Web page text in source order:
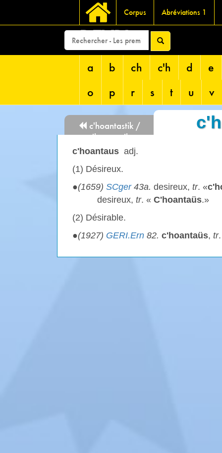
Corpus Abréviations 1
DEVRI
a b ch c'h d
e
o
p r s t u v
c'hoantastik /
c'hoantasik
c'hoantaus adj.
(1) Désireux.
●(1659) SCger43a. desireux, tr. «
desireux, tr. « C'hoantaüs.»
(2) Désirable.
●(1927) GERI.Ern 82. c'hoantaüs, tr